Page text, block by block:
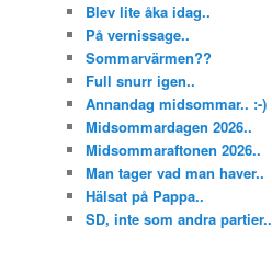
Blev lite åka idag..
På vernissage..
Sommarvärmen??
Full snurr igen..
Annandag midsommar.. :-)
Midsommardagen 2026..
Midsommaraftonen 2026..
Man tager vad man haver..
Hälsat på Pappa..
SD, inte som andra partier..